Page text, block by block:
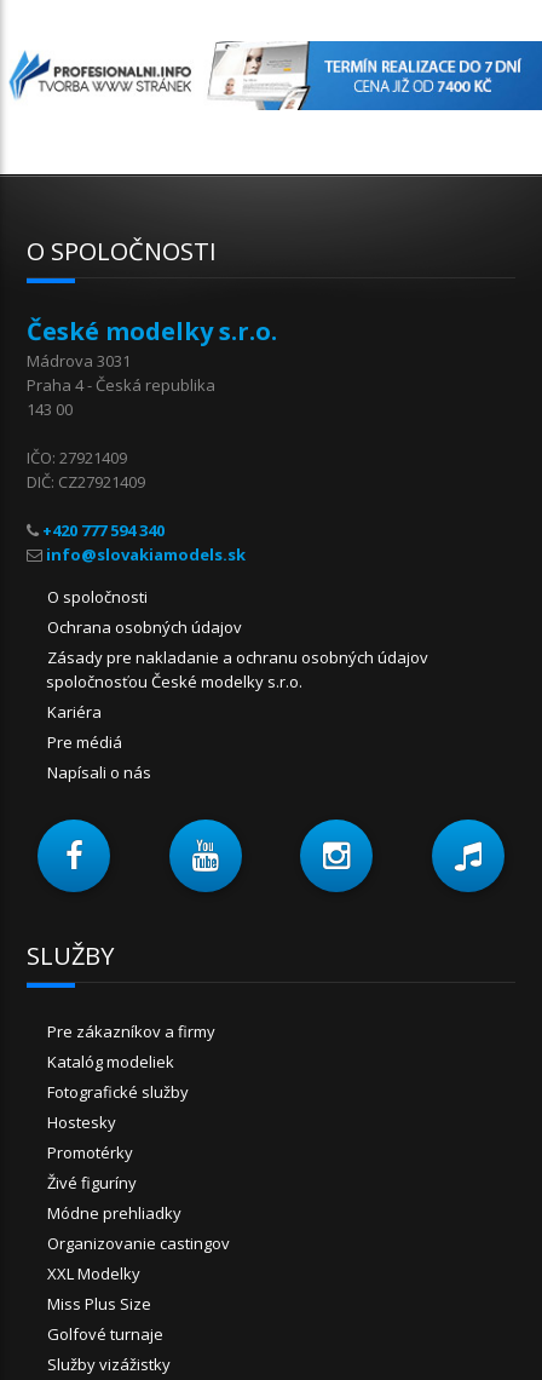
O SPOLOČNOSTI
České modelky s.r.o.
Mádrova 3031
Praha 4 - Česká republika
143 00
IČO: 27921409
DIČ: CZ27921409
+420 777 594 340
O spoločnosti
Ochrana osobných údajov
Zásady pre nakladanie a ochranu osobných údajov
spoločnosťou České modelky s.r.o.
Kariéra
Pre médiá
Napísali o nás
SLUŽBY
Pre zákazníkov a firmy
Katalóg modeliek
Fotografické služby
Hostesky
Promotérky
Živé figuríny
Módne prehliadky
Organizovanie castingov
XXL Modelky
Miss Plus Size
Golfové turnaje
Služby vizážistky